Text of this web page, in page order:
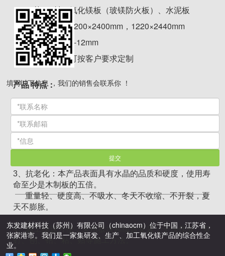
芯 材：氧化镁板（玻镁防火板）、水泥板
尺 寸：1200×2400mm，1220×2440mm
厚 度：6-12mm
颜 色：可按客户要求定制
产品 特点：
1、防火阻燃：科学配料、耐高温、火烧不损，良好的防
火性能，不燃性能达到A2级。
2、安全无毒害：经过国家检测中心检测，无任何对人体
有害物质，烟气毒性达到ZA1级。
3、抗老化：本产品表面具有水晶的品质和硬度，使用寿
命至少是木制板的五倍。
重量轻、硬度高、不吸水、冬天不收缩、不开裂，夏
天不膨胀。
4、施工快速方便：采用板块和组合安装，干法作业，有
钉、刨、钻、粘、贴等施工方法。
填写以下信息 ，我们的销售会联系你 ！
提交
东发建材科技（苏州）有限公司（chinaocm）位于中国，江苏省，
张家港市。我们是一家集研发、生产、加工氧化镁产品的综合性企
业。